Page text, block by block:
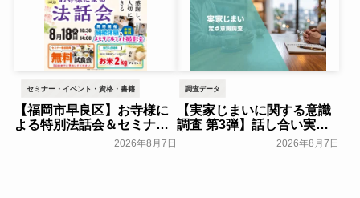
セミナー・イベント・資格・書籍
【福岡市早良区】お寺様に
よる特別法話会＆セミナー
特典「無料試食会」を8月
2026年8月7日
調査データ
【実家じまいに関する意識
調査 第3弾】話し合い実施
率は29.5％で前回から低
2026年8月7日